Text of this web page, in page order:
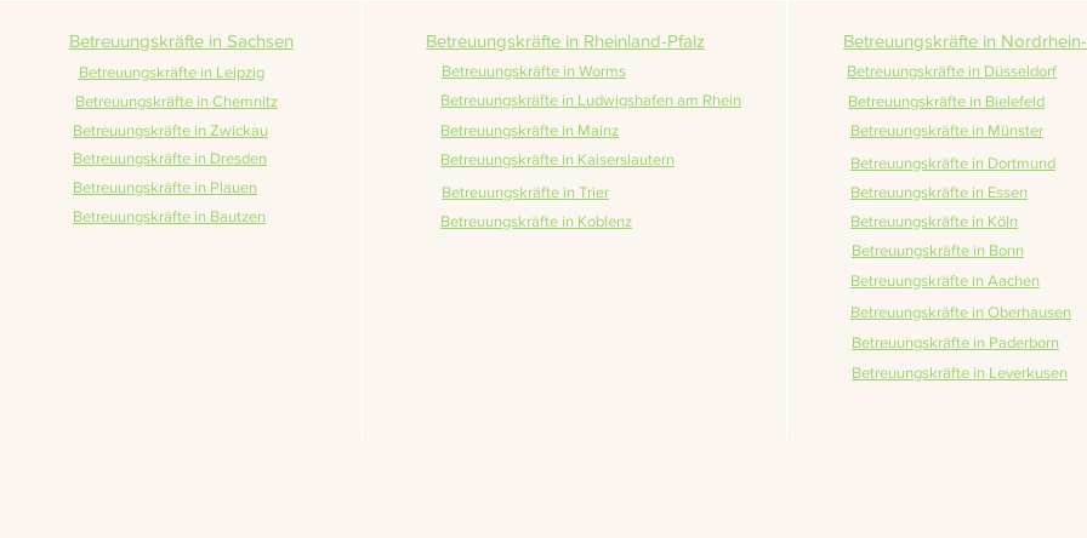
Betreuungskräfte in Sachsen
Betreuungskräfte in Leipzig
Betreuungskräfte in Chemnitz
Betreuungskräfte in Zwickau
Betreuungskräfte in Dresden
Betreuungskräfte in Plauen
Betreuungskräfte in Bautzen
Betreuungskräfte in Rheinland-Pfalz
Betreuungskräfte in Worms
Betreuungskräfte in Ludwigshafen am Rhein
Betreuungskräfte in Mainz
Betreuungskräfte in Kaiserslautern
Betreuungskräfte in Trier
Betreuungskräfte in Koblenz
Betreuungskräfte in
Betreuungskräfte in Düsseldorf
Betreuungskräfte in Bielefeld
Betreuungskräfte in Münster
Betreuungskräfte in Dortmund
Betreuungskräfte in Essen
Betreuungskräfte in Köln
Betreuungskräfte in Bonn
Betreuungskräfte in Aachen
Betreuungskräfte in Oberhausen
Betreuungskräfte in Paderborn
Betreuungskräfte in Leverkusen